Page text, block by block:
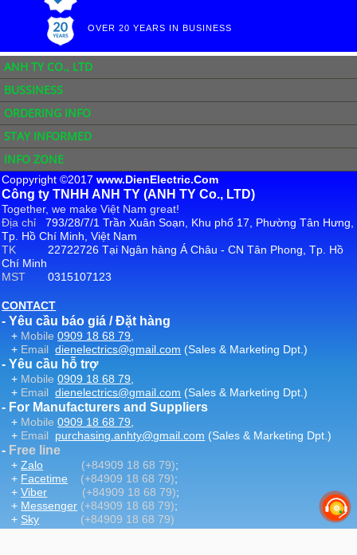
OVER 20 YEARS IN BUSINESS
ANH TY CO., LTD
BUSSINESS
ORDERING INFO
STAY INFORMED
INFO ZONE
Coppyright ©2017www.DienElectric.Com
Công ty TNHH ANH TY (ANH TY Co., LTD)
Together, we make Việt Nam great!
Địa chỉ793/28/7/1 Trần Xuân Soạn, Khu phố 17, Phường Tân Hưng,
Tp. Hồ Chí Minh, Việt Nam
TK22722726 Tại Ngân hàng Á Châu - CN Tân Phong, Tp. Hồ
Chí Minh
MST0315107123
CONTACT
- Yêu cầu báo giá / Đặt hàng
+ Mobile 0909 18 68 79,
+ Email dienelectrics@gmail.com (Sales & Marketing Dpt.)
- Yêu cầu hỗ trợ
+ Mobile 0909 18 68 79,
+ Email dienelectrics@gmail.com (Sales & Marketing Dpt.)
- For Manufacturers and Suppliers
+ Mobile 0909 18 68 79,
+ Email purchasing.anhty@gmail.com (Sales & Marketing Dpt.)
- Free line
+Zalo (+84909 18 68 79);
+ Facetime (+84909 18 68 79);
+Viber (+84909 18 68 79);
+ Messenger (+84909 18 68 79);
+ Sky (+84909 18 68 79)